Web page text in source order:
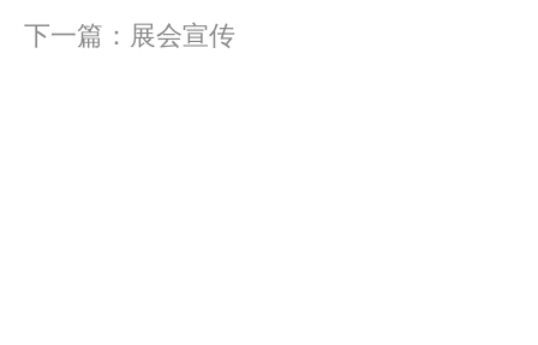
下一篇： 展会宣传